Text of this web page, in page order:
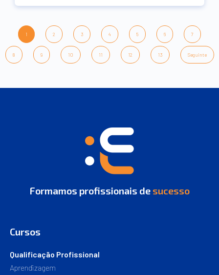
1 2 3 4 5 6 7
8 9 10 11 12 13 Seguinte
Formamos profissionais de sucesso
Cursos
Qualificação Profissional
Aprendizagem